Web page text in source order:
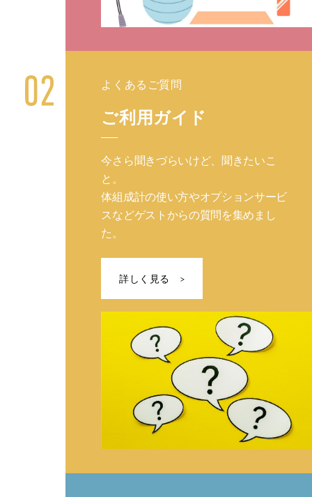
よくあるご質問
ご利用ガイド
今さら聞きづらいけど、聞きたいこ
と。
体組成計の使い方やオプションサービ
スなどゲストからの質問を集めまし
た。
詳しく見る